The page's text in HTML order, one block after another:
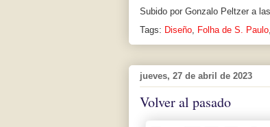
Subido por Gonzalo Peltzer a las
Tags: Diseño, Folha de S. Paulo,
jueves, 27 de abril de 2023
Volver al pasado